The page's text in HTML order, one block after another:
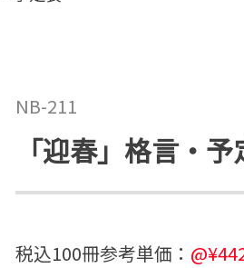
NB-211
「迎春」格言・
税込100冊参考単価： @¥